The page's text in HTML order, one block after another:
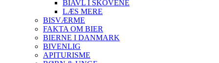
BIAVL I SKOVENE
LÆS MERE
BISVÆRME
FAKTA OM BIER
BIERNE I DANMARK
BIVENLIG
APITURISME